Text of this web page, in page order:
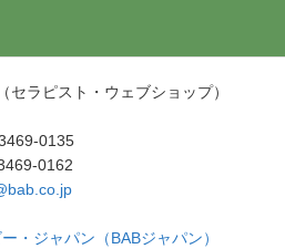
ラピスト・ウェブショップ）
0135
0162
・ジャパン（BABジャパン）